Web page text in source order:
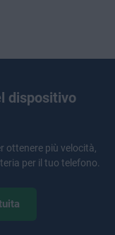
dispositivo
ottenere più velocità,
per il tuo telefono.